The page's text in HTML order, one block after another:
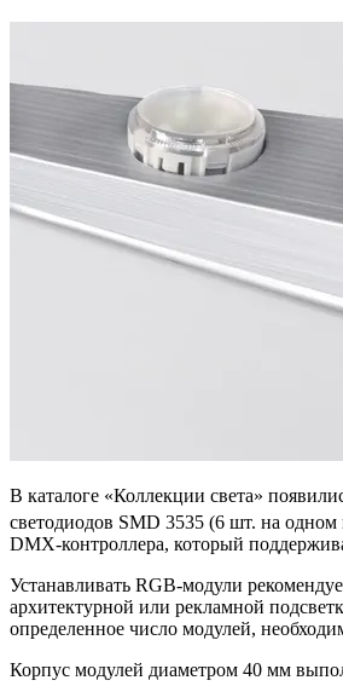
В каталоге «Коллекции света»
светодиодов SMD 3535 (6 шт. на одном
DMX-контроллера, который
Устанавливать RGB-модули
архитектурной или рекламной
определенное число модулей,
Корпус модулей диаметром 40 мм